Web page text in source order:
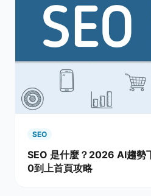
SEO
SEO 是什麼？2026 AI趨勢
0到上首頁攻略